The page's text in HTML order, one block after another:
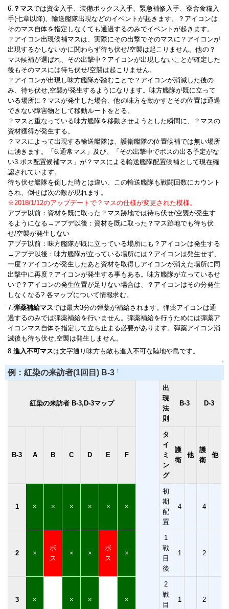
6. ？マスでは資金入手、装備ボックス入手、緊急補修入手、寮舎食糧入
手(七章以降)、輸送艦隊出現などのイベントが起きます。？アイコンは
そのマス自体を指定しなくても通過するのみでイベントが起きます。
？アイコン出現候補マスは、実際にその出撃でそのマスに？アイコンが
出現するかしないかに関わらず待ち伏せ/空襲は起こりません。他の？
マス候補が選ばれ、その出撃中？アイコンが出現しないことが確定した
後もそのマスには待ち伏せ/空襲は起こりません。
？アイコンが出現し味方艦隊が踏むことで？アイコンが消滅した後の
み、待ち伏せ,空襲が発生するようになります。味方艦隊が既に立って
いる場所に？マスが発生した場合、他の味方を動かすとその位置は通過
できない障害物として移動ルートをとる。
？マスと重なっている味方艦隊を移動させようとした瞬間に、？マスの
資材獲得が発生する。
？マスによって出現する輸送艦隊は、護衛艦隊の位置候補では無い場所
に湧きます。「6.通常マス」及び、「その出撃中でボスの出る予定がな
い3.ボス配置候補マス」が？マスによる輸送艦隊配置候補として現在確
認されています。
待ち伏せ艦隊を倒した時とは違い、この輸送艦隊も戦闘回数にカウント
され、倒せば次の敵が現れます。
※2018/1/12のアップデートで？マスの仕様が変更された模様。
アプデ以前：資材を既に取った？マス跡地では待ち伏せ/空襲が発生す
るようになる→アプデ以後：資材を既に取った？マス跡地でも待ち伏
せ/空襲が発生しない
アプデ以前：味方艦隊が既に立っている場所にも？アイコンは発生する
→アプデ以後：味方艦隊が立っている場所には？アイコンは発生せず、
一度？アイコンが発生したあと資材を取得しアイコンが消えた場所に同
出撃中に再度？アイコンが発生する事もある。味方艦隊が立っているせ
いで？アイコンの発生位置が足りない場合は、？アイコンはその分発生
しなくなる? 各マップについて情報求む。
7. 弾薬補給マスでは最大3分の弾薬が補給されます。弾薬アイコンは通
過するのみでは弾薬補給を行いません。弾薬補給を行うためには弾薬ア
イコンマス自体を指定して立ち止まる必要があります。弾薬アイコン消
滅後も待ち伏せ,空襲は発生しません。
8. 進入不可マスは文字通り味方も敵も進入不可な陸地や島です。
↑
例：紅染の来訪者(1回目) B-3 †
紅染の来訪者 B-3,D-3マップ
出
現
法
則
B-3 D-3
B-3 A B C D E F
タ
イ
ミ
ン
グ
護
衛
他
護
衛
他
1 × × × × × ×
初
期
配
置
4 4
2 ×
ボ
ス
× ×
ボ
ス
×
1
戦
目
後
1 2
3 × × × ×
2
戦
目
1 2